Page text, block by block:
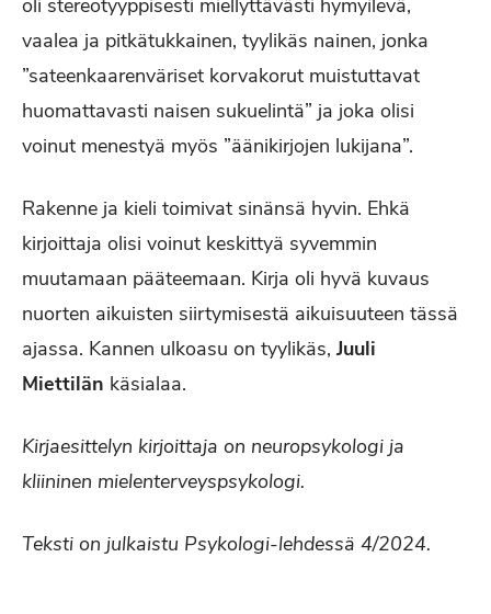
oli stereotyyppisesti miellyttävästi hymyilevä,
vaalea ja pitkätukkainen, tyylikäs nainen, jonka
”sateenkaarenväriset korvakorut muistuttavat
huomattavasti naisen sukuelintä” ja joka olisi
voinut menestyä myös ”äänikirjojen lukijana”.
Rakenne ja kieli toimivat sinänsä hyvin. Ehkä
kirjoittaja olisi voinut keskittyä syvemmin
muutamaan pääteemaan. Kirja oli hyvä kuvaus
nuorten aikuisten siirtymisestä aikuisuuteen tässä
ajassa. Kannen ulkoasu on tyylikäs, Juuli
Miettilän käsialaa.
Kirjaesittelyn kirjoittaja on neuropsykologi ja
kliininen mielenterveyspsykologi.
Teksti on julkaistu Psykologi-lehdessä 4/2024.